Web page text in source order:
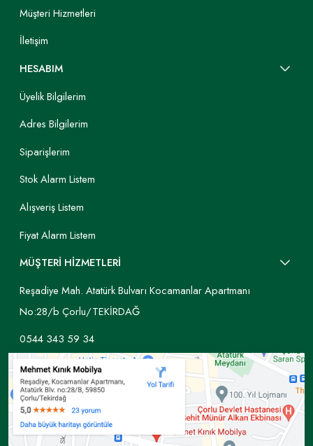
Müşteri Hizmetleri
İletişim
HESABIM
Üyelik Bilgilerim
Adres Bilgilerim
Siparişlerim
Stok Alarm Listem
Alışveriş Listem
Fiyat Alarm Listem
MÜŞTERİ HİZMETLERİ
Reşadiye Mah. Atatürk Bulvarı Kocamanlar Apartmanı
No:28/b Çorlu/TEKİRDAĞ
0544 343 59 34